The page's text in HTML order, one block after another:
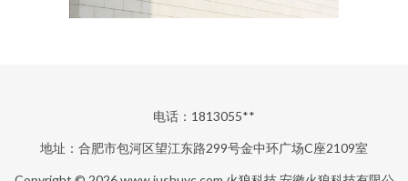
电话：1813055**
地址：合肥市包河区望江东路299号金中环广场C座2109室